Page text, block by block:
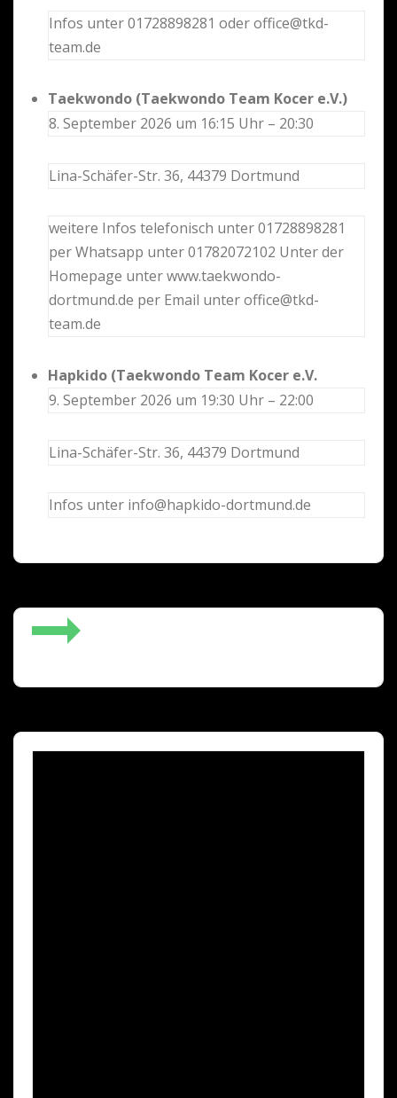
Infos unter 01728898281 oder office@tkd-
team.de
Taekwondo (Taekwondo Team Kocer e.V.)
8. September 2026 um 16:15 Uhr – 20:30
Lina-Schäfer-Str. 36, 44379 Dortmund
weitere Infos telefonisch unter 01728898281
per Whatsapp unter 01782072102 Unter der
Homepage unter www.taekwondo-
dortmund.de per Email unter office@tkd-
team.de
Hapkido (Taekwondo Team Kocer e.V.
9. September 2026 um 19:30 Uhr – 22:00
Lina-Schäfer-Str. 36, 44379 Dortmund
Infos unter info@hapkido-dortmund.de